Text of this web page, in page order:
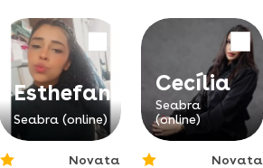
profissionais de
arquitetura
para graduandos.
Esthefane
Seabra (online)
Novata
Cecília
Seabra
(online)
Novata